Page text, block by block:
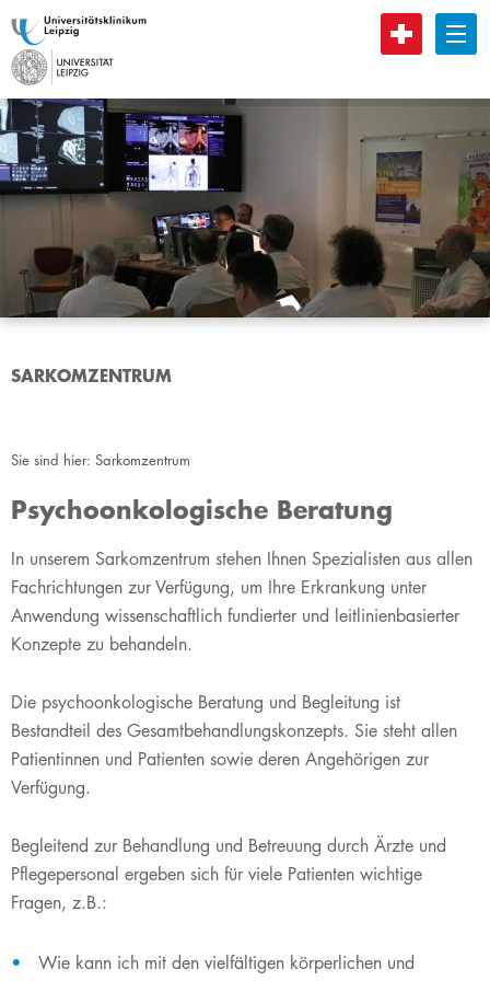
B
SARKOMZENTRUM
Sie sind hier: Sarkomzentrum
Psychoonkologische Beratung
​In unserem Sarkomzentrum stehen Ihnen Spezialisten aus allen
Fachrichtungen zur Verfügung, um Ihre Erkrankung unter
Anwendung wissenschaftlich fundierter und leitlinienbasierter
Konzepte zu behandeln.
Die psychoonkologische Beratung und Begleitung ist
Bestandteil des Gesamtbehandlungskonzepts. Sie steht allen
Patientinnen und Patienten sowie deren Angehörigen zur
Verfügung.
Begleitend zur Behandlung und Betreuung durch Ärzte und
Pflegepersonal ergeben sich für viele Patienten wichtige
Fragen, z.B.:
Wie kann ich mit den vielfältigen körperlichen und